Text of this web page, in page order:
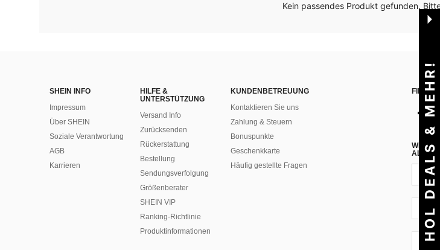
Kein passendes Produkt gefunden.
SHEIN INFO
Impressum
Über SHEIN
Soziale Verantwortung
AGB
Karrieren
HILFE &
UNTERSTÜTZUNG
Versand Info
Zurücksenden
Rückerstattung
Bestellung
Sendungsverfolgung
Größenberater
SHEIN VIP
Ranking-Richtlinie
​Produktinformationen
KUNDENBETREUUNG
Kontaktieren Sie uns
Zahlung & Steuern
Bonuspunkte
Geschenkkarte
Häufig gestellte Fragen
FINDEN
WENN
ALLEN
CH +
CH +
HOL DEALS & MEHR!